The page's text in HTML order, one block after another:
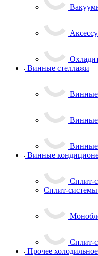
Винные стеллажи
Винные
Винные
Винные
Винные
Сплит-
Сплит-
Сплит-
Прочее